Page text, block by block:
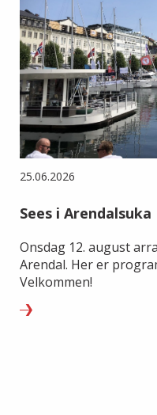
25.06.2026
Sees i Arendalsuka
Onsdag 12. august
Arendal. Her er
Velkommen!